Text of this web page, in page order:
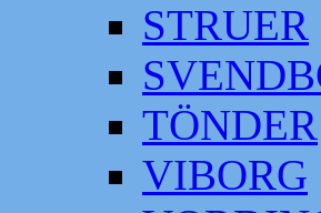
STRUER
TÖNDER
VIBORG